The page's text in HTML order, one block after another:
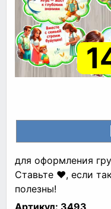
для оформления
Ставьте ❤, если
полезны!
Артикул: 3493